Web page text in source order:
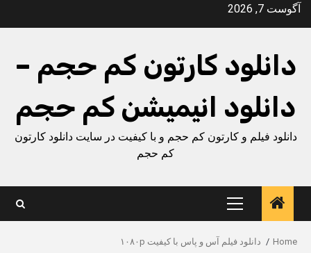
Skipآگوست 7, 2026
دانلود کارتون کم حجم –
دانلود انیمیشن کم حجم
دانلود فیلم و کارتون کم حجم و با کیفیت در سایت دانلود کارتون
کم حجم
Primary
Menu
Home دانلود فیلم آس و پاس با کیفیت ۱۰۸۰p